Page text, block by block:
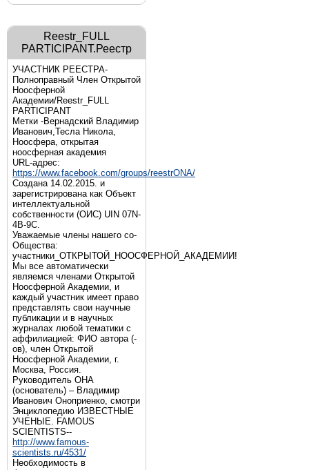
Reestr_FULL
PARTICIPANT.Реестр
УЧАСТНИК РЕЕСТРА-
Полноправный Член Открытой
Ноосферной
Академии/Reestr_FULL
PARTICIPANT
Метки -Вернадский Владимир
Иванович,Тесла Никола,
Ноосфера, открытая
ноосферная академия
URL-адрес:
https://www.facebook.com/groups/reestrONA/
Создана 14.02.2015. и
зарегистрирована как Объект
интеллектуальной
собственности (ОИС) UIN 07N-
4B-9C.
Уважаемые члены нашего со-
Общества:
участники_ОТКРЫТОЙ_НООСФЕРНОЙ_АКАДЕМИИ!
Мы все автоматически
являемся членами Открытой
Ноосферной Академии, и
каждый участник имеет право
представлять свои научные
публикации и в научных
журналах любой тематики с
аффилиацией: ФИО автора (-
ов), член Открытой
Ноосферной Академии, г.
Москва, Россия.
Руководитель ОНА
(основатель) – Владимир
Иванович Оноприенко, смотри
Энциклопедию ИЗВЕСТНЫЕ
УЧЕНЫЕ. FAMOUS
SCIENTISTS--
http://www.famous-
scientists.ru/4531/
Необходимость в